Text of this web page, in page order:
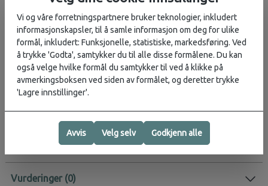
Er vaskeegget ditt tomt for mineralkuler? Ikke noe problem, vi
hadde ikke vært Less Trash om vi ikke hadde tilbudt en Ecoegg
refill. Denne pakken inneholder nye sorte og hvite kuler og holder
til ca. 50 klesvask.
Refill for ditt EgoEgg vaskeegg
Sparer penger
Mindre søppel
Hverdag
Vurderinger
Vi og våre forretningspartnere bruker teknologier, inkludert
informasjonskapsler, til å samle informasjon om deg for ulike
formål, inkludert: Funksjonelle, statistiske, markedsføring. Ved
å trykke 'Godta', samtykker du til alle disse formålene. Du kan
også velge hvilke formål du samtykker til ved å klikke på
avmerkingsboksen ved siden av formålet, og deretter trykke
'Lagre innstillinger'.
Avvis Velg selv Godkjenn alle